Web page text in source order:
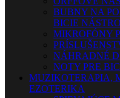
BUBNY NA
BICIE
MIKROFÓNY
NÁHRADNÉ
NOTY PRE
MUZIKOTERAPIA,
EZOTERIKA